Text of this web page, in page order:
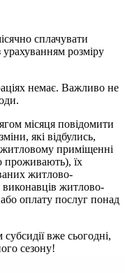
сплачувати
розміру
немає. Важливо не
місяця повідомити
які відбулись,
житловому приміщенні
проживають), їх
житлово-
житлово-
оплату послуг понад
вже сьогодні,
сезону!